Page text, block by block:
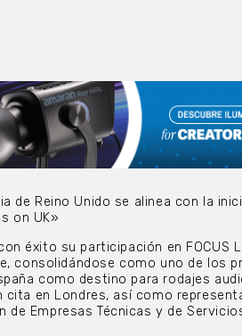
de Reino Unido se alinea con la
on UK»
éxito su participación en FOCUS
consolidándose como uno de los
como destino para rodajes
en Londres, así como
Empresas Técnicas y de